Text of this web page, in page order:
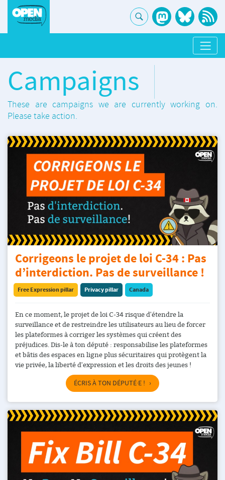
Campaigns
These are campaigns we are currently working on.
Please take action.
Corrigeons le projet de loi C-34 : Pas
d’interdiction. Pas de surveillance !
Free Expression pillar Privacy pillar Canada
En ce moment, le projet de loi C-34 risque d'étendre la
surveillance et de restreindre les utilisateurs au lieu de forcer
les plateformes à corriger les systèmes qui créent des
préjudices. Dis-le à ton député : responsabilise les plateformes
et bâtis des espaces en ligne plus sécuritaires qui protègent la
vie privée, la liberté d'expression et les droits des jeunes !
ÉCRIS À TON DÉPUTÉ·E !